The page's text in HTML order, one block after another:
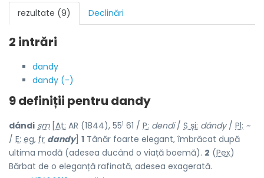
rezultate (9) Declinări
2 intrări
dandy
dandy (-)
9 definiții pentru dandy
dándi sm[ At: AR (1844), 551 61 / P: dendi/ S și: dándy/ Pl: ~
/ E: eg, fr dandy] 1 Tânăr foarte elegant, îmbrăcat după
ultima modă (adesea ducând o viață boemă). 2 (Pex)
Bărbat de o eleganță rafinată, adesea exagerată.